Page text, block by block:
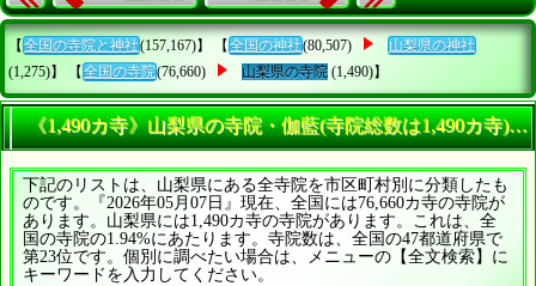
【 全国の寺院と神社(157,167)】 【 全国の神社(80,507)
山梨県の神社
(1,275)】 【 全国の寺院(76,660) 山梨県の寺院 (1,490)】
《1,490カ寺》山梨県の寺院・伽藍(寺院総数は1,490カ寺)の
下記のリストは、山梨県にある全寺院を市区町村別に分類したも
のです。『2026年05月07日』現在、全国には76,660カ寺の寺院が
あります。山梨県には1,490カ寺の寺院があります。これは、全
国の寺院の1.94%にあたります。寺院数は、全国の47都道府県で
第23位です。個別に調べたい場合は、メニューの【全文検索】に
キーワードを入力してください。